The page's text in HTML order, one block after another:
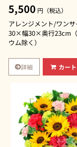
5,500 円（税込）
アレンジメント/ワンサ
30×幅30×奥行23cm
ウム除く）
詳細 カー